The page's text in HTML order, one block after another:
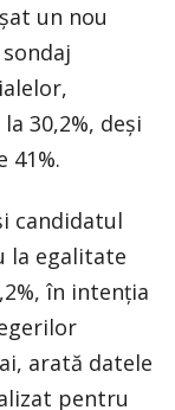
un nou
30,2%, deși
41%.
candidatul
la egalitate
în intenția
arată datele
pentru